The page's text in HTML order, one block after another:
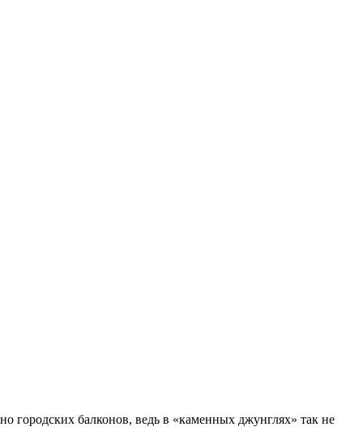
городских балконов, ведь в «каменных джунглях» так не